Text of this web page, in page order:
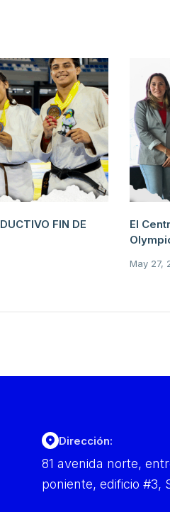
FIN DE
El
May 27,
Dirección:
81 avenida norte,
poniente, edificio #3,